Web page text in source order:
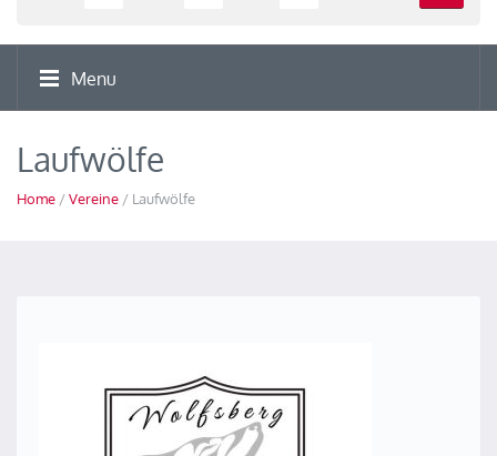
Menu
Laufwölfe
Home /Vereine / Laufwölfe